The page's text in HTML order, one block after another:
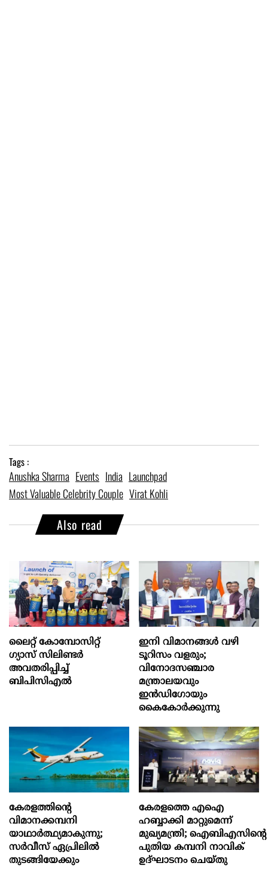
Tags :
Anushka Sharma Events India Launchpad
Most Valuable Celebrity Couple Virat Kohli
Also read
ലൈറ്റ് കോമ്പോസിറ്റ്
ഗ്യാസ് സിലിണ്ടർ
അവതരിപ്പിച്ച്
ബിപിസിഎൽ
ഇനി വിമാനങ്ങള്‍ വഴി
ടൂറിസം വളരും;
വിനോദസഞ്ചാര
മന്ത്രാലയവും
ഇന്‍ഡിഗോയും
കൈകോര്‍ക്കുന്നു
കേരളത്തിന്റെ
വിമാനക്കമ്പനി
യാഥാര്‍ത്ഥ്യമാകുന്നു;
സര്‍വീസ് ഏപ്രിലില്‍
തുടങ്ങിയേക്കും
കേരളത്തെ എഐ
ഹബ്ബാക്കി മാറ്റുമെന്ന്
മുഖ്യമന്ത്രി; ഐബിഎസിന്റെ
പുതിയ കമ്പനി നാവിക്
ഉദ്ഘാടനം ചെയ്തു